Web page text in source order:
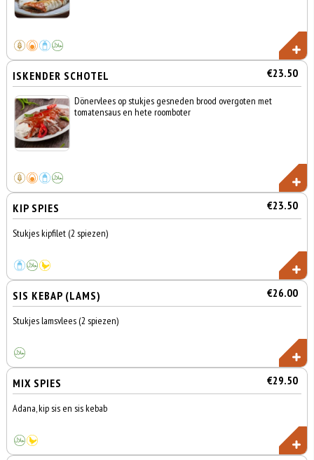
ISKENDER SCHOTEL €23.50
Dönervlees op stukjes gesneden brood overgoten met
tomatensaus en hete roomboter
KIP SPIES €23.50
Stukjes kipfilet (2 spiezen)
SIS KEBAP (LAMS) €26.00
Stukjes lamsvlees (2 spiezen)
MIX SPIES €29.50
Adana, kip sis en sis kebab